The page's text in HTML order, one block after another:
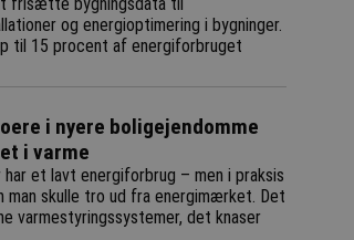
frisætte bygningsdata til
og energioptimering i bygninger.
til 15 procent af energiforbruget
i nyere boligejendomme
i varme
et lavt energiforbrug – men i praksis
man skulle tro ud fra energimærket. Det
varmestyringssystemer, det knaser